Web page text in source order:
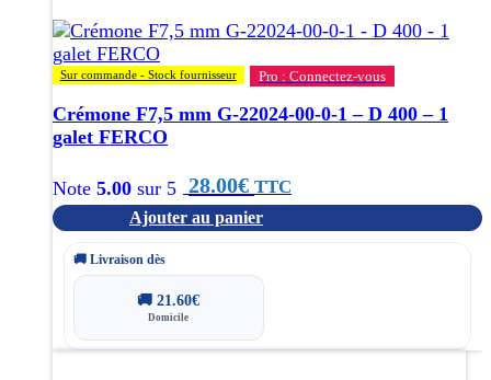
Sur commande - Stock fournisseur Pro : Connectez-vous
Crémone F7,5 mm G-22024-00-0-1 – D 400 – 1
galet FERCO
Note 5.00 sur 5 28.00€ TTC
Ajouter au panier
🚚 Livraison dès
🚚21.60€
Domicile